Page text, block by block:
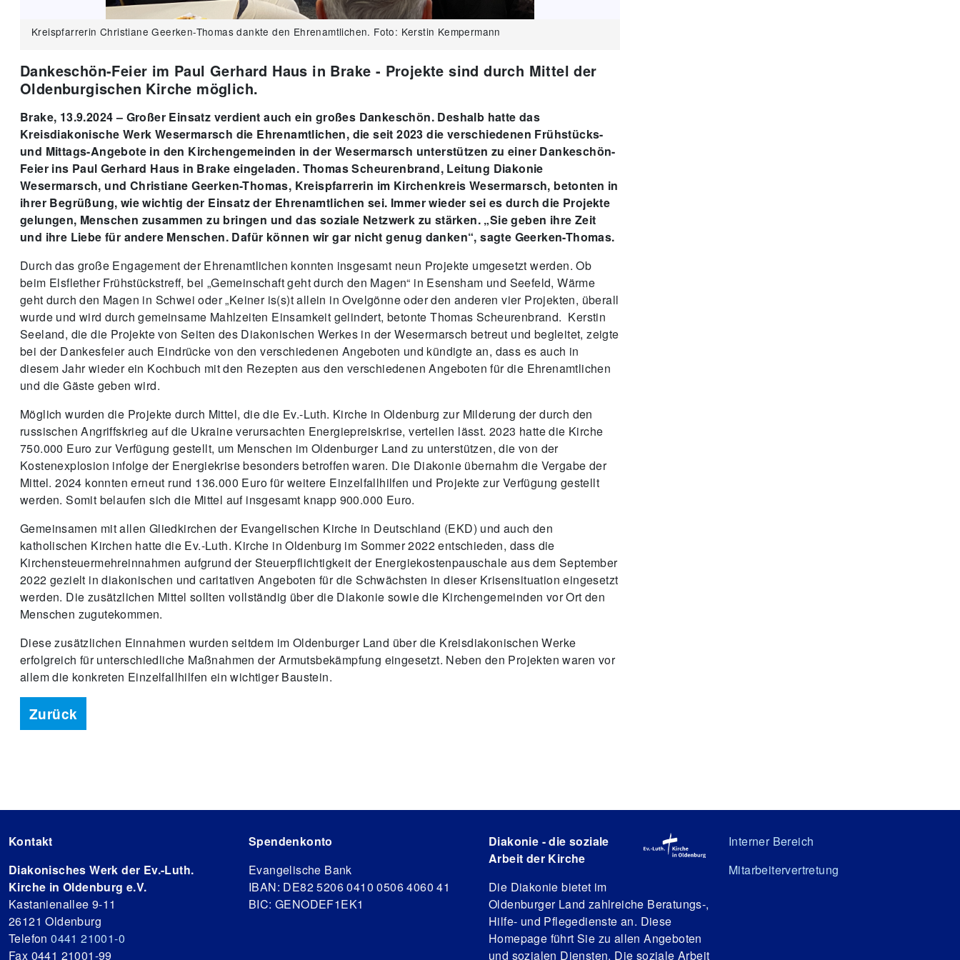
Kreispfarrerin Christiane Geerken-Thomas dankte den Ehrenamtlichen. Foto: Kerstin Kempermann
Thomas Scheurenbrand, Leitung des Kreisdiakonischen Werkes Wesermarsch, begrüßte die Ehrenamtlichen im Paul
Dankeschön-Feier im Paul Gerhard Haus in Brake - Projekte sind durch Mittel der
Oldenburgischen Kirche möglich.
Brake, 13.9.2024 – Großer Einsatz verdient auch ein großes Dankeschön. Deshalb hatte das
Kreisdiakonische Werk Wesermarsch die Ehrenamtlichen, die seit 2023 die verschiedenen Frühstücks-
und Mittags-Angebote in den Kirchengemeinden in der Wesermarsch unterstützen zu einer Dankeschön-
Feier ins Paul Gerhard Haus in Brake eingeladen. Thomas Scheurenbrand, Leitung Diakonie
Wesermarsch, und Christiane Geerken-Thomas, Kreispfarrerin im Kirchenkreis Wesermarsch, betonten in
ihrer Begrüßung, wie wichtig der Einsatz der Ehrenamtlichen sei. Immer wieder sei es durch die Projekte
gelungen, Menschen zusammen zu bringen und das soziale Netzwerk zu stärken. „Sie geben ihre Zeit
Durch das große Engagement der Ehrenamtlichen konnten insgesamt neun Projekte umgesetzt werden. Ob
beim Elsflether Frühstückstreff, bei „Gemeinschaft geht durch den Magen“ in Esensham und Seefeld, Wärme
geht durch den Magen in Schwei oder „Keiner is(s)t allein in Ovelgönne oder den anderen vier Projekten, überall
wurde und wird durch gemeinsame Mahlzeiten Einsamkeit gelindert, betonte Thomas Scheurenbrand. Kerstin
Seeland, die die Projekte von Seiten des Diakonischen Werkes in der Wesermarsch betreut und begleitet, zeigte
bei der Dankesfeier auch Eindrücke von den verschiedenen Angeboten und kündigte an, dass es auch in
diesem Jahr wieder ein Kochbuch mit den Rezepten aus den verschiedenen Angeboten für die Ehrenamtlichen
Möglich wurden die Projekte durch Mittel, die die Ev.-Luth. Kirche in Oldenburg zur Milderung der durch den
russischen Angriffskrieg auf die Ukraine verursachten Energiepreiskrise, verteilen lässt. 2023 hatte die Kirche
750.000 Euro zur Verfügung gestellt, um Menschen im Oldenburger Land zu unterstützen, die von der
Kostenexplosion infolge der Energiekrise besonders betroffen waren. Die Diakonie übernahm die Vergabe der
Mittel. 2024 konnten erneut rund 136.000 Euro für weitere Einzelfallhilfen und Projekte zur Verfügung gestellt
Gemeinsamen mit allen Gliedkirchen der Evangelischen Kirche in Deutschland (EKD) und auch den
katholischen Kirchen hatte die Ev.-Luth. Kirche in Oldenburg im Sommer 2022 entschieden, dass die
Kirchensteuermehreinnahmen aufgrund der Steuerpflichtigkeit der Energiekostenpauschale aus dem September
2022 gezielt in diakonischen und caritativen Angeboten für die Schwächsten in dieser Krisensituation eingesetzt
werden. Die zusätzlichen Mittel sollten vollständig über die Diakonie sowie die Kirchengemeinden vor Ort den
Diese zusätzlichen Einnahmen wurden seitdem im Oldenburger Land über die Kreisdiakonischen Werke
erfolgreich für unterschiedliche Maßnahmen der Armutsbekämpfung eingesetzt. Neben den Projekten waren vor
Zurück
Diakonisches Werk der Ev.-Luth.
Kirche in Oldenburg e.V.
Kastanienallee 9-11
26121 Oldenburg
Telefon0441 21001-0
Evangelische Bank
IBAN: DE82 5206 0410 0506 4060 41
Diakonie - die soziale
Die Diakonie bietet im
Oldenburger Land zahlreiche Beratungs-,
Hilfe- und Pflegedienste an. Diese
Homepage führt Sie zu allen Angeboten